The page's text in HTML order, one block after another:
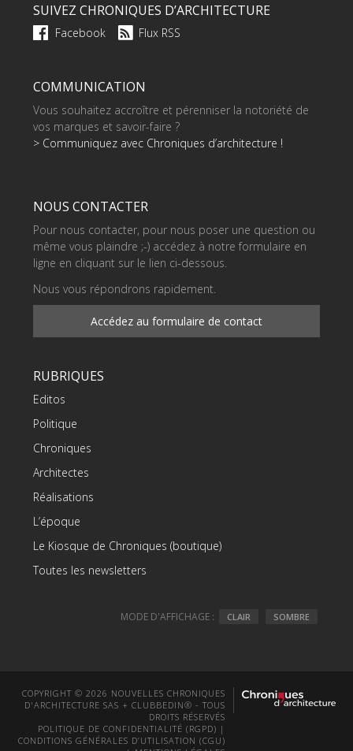
SUIVEZ CHRONIQUES D’ARCHITECTURE
Facebook Flux RSS
COMMUNICATION
Vous souhaitez accroître et pérenniser la notoriété de
vos marques et savoir-faire ?
> Communiquez avec Chroniques d’architecture !
NOUS CONTACTER
Pour nous contacter, pour nous poser une question ou
même vous plaindre ;-) accédez à notre formulaire en
ligne en cliquant sur le lien ci-dessous.
Nous vous répondrons rapidement.
Accédez au formulaire de contact
RUBRIQUES
Editos
Politique
Chroniques
Architectes
Réalisations
L’époque
Le Kiosque de Chroniques (boutique)
Toutes les newsletters
MODE D'AFFICHAGE : CLAIR SOMBRE
COPYRIGHT © 2026 NOUVELLES CHRONIQUES
D'ARCHITECTURE SAS + CLUBBEDIN® - TOUS
DROITS RÉSERVÉS
POLITIQUE DE CONFIDENTIALITÉ (RGPD) |
CONDITIONS GÉNÉRALES D’UTILISATION (CGU)